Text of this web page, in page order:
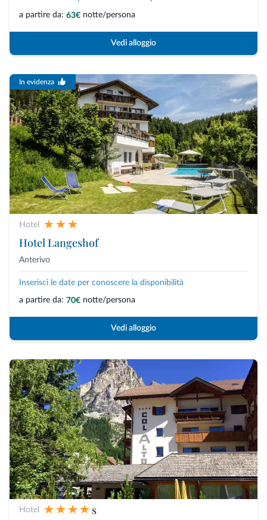
a partire da: 63€ notte/persona
Vedi alloggio
In evidenza
Hotel
Hotel Langeshof
Anterivo
Inserisci le date per conoscere la disponibilità
a partire da: 70€ notte/persona
Vedi alloggio
Hotel
s